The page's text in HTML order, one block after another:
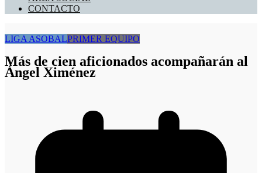
CONTACTO
LIGA ASOBALPRIMER EQUIPO
Más de cien aficionados acompañarán al
Ángel Ximénez